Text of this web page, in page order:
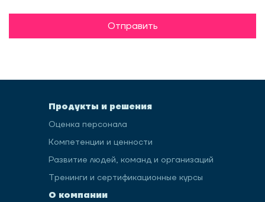
Отправить
Продукты и решения
Оценка персонала
Компетенции и ценности
Развитие людей, команд и организаций
Тренинги и сертификационные курсы
О компании